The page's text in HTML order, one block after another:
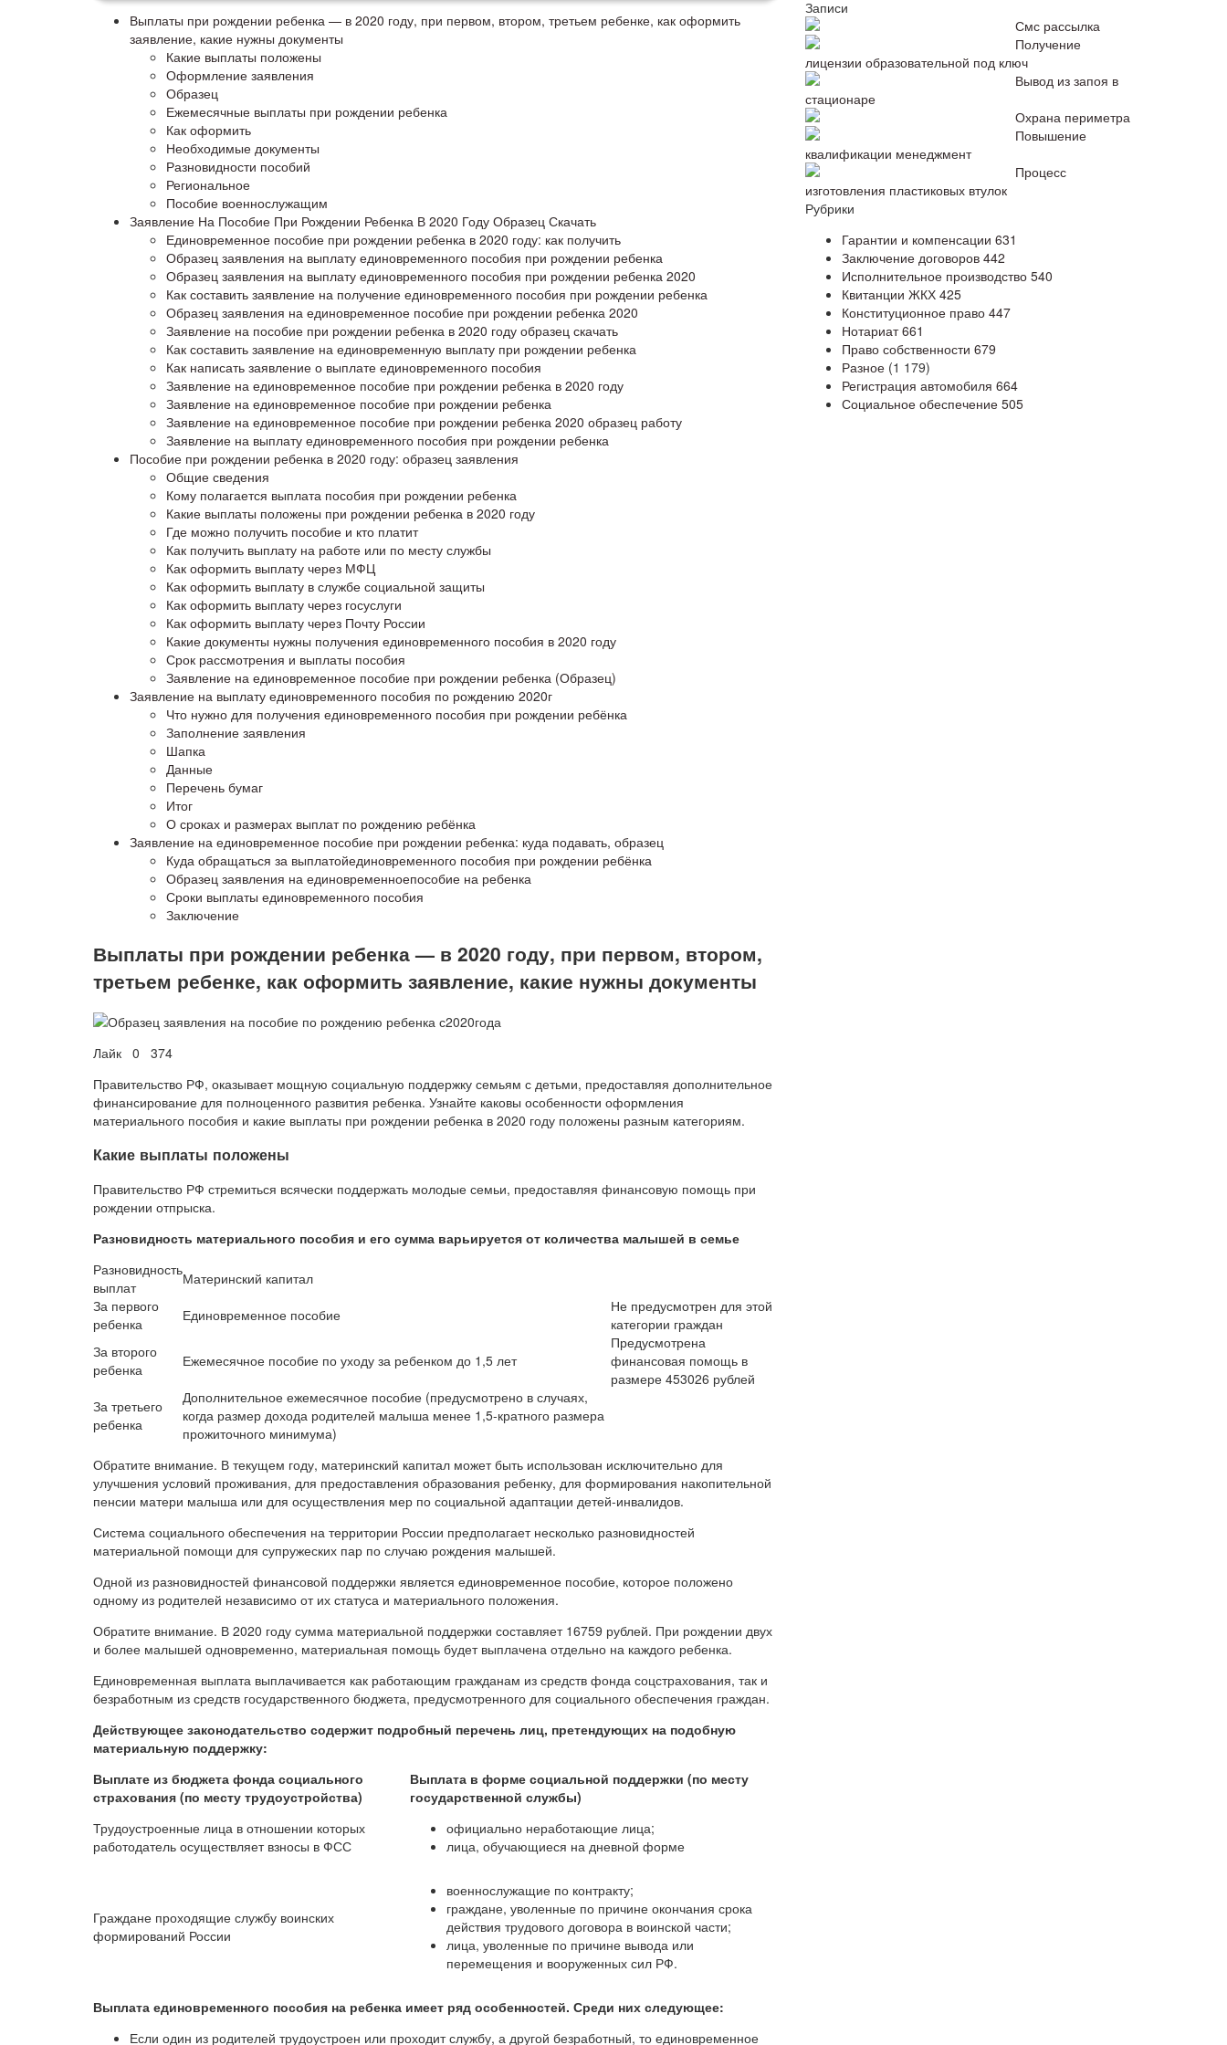
Выплаты при рождении ребенка — в 2020 году, при первом, втором, третьем ребенке, как оформить
заявление, какие нужны документы
Какие выплаты положены
Оформление заявления
Образец
Ежемесячные выплаты при рождении ребенка
Как оформить
Необходимые документы
Разновидности пособий
Региональное
Пособие военнослужащим
Заявление На Пособие При Рождении Ребенка В 2020 Году Образец Скачать
Единовременное пособие при рождении ребенка в 2020 году: как получить
Образец заявления на выплату единовременного пособия при рождении ребенка
Образец заявления на выплату единовременного пособия при рождении ребенка 2020
Как составить заявление на получение единовременного пособия при рождении ребенка
Образец заявления на единовременное пособие при рождении ребенка 2020
Заявление на пособие при рождении ребенка в 2020 году образец скачать
Как составить заявление на единовременную выплату при рождении ребенка
Как написать заявление о выплате единовременного пособия
Заявление на единовременное пособие при рождении ребенка в 2020 году
Заявление на единовременное пособие при рождении ребенка
Заявление на единовременное пособие при рождении ребенка 2020 образец работу
Заявление на выплату единовременного пособия при рождении ребенка
Пособие при рождении ребенка в 2020 году: образец заявления
Общие сведения
Кому полагается выплата пособия при рождении ребенка
Какие выплаты положены при рождении ребенка в 2020 году
Где можно получить пособие и кто платит
Как получить выплату на работе или по месту службы
Как оформить выплату через МФЦ
Как оформить выплату в службе социальной защиты
Как оформить выплату через госуслуги
Как оформить выплату через Почту России
Какие документы нужны получения единовременного пособия в 2020 году
Срок рассмотрения и выплаты пособия
Заявление на единовременное пособие при рождении ребенка (Образец)
Заявление на выплату единовременного пособия по рождению 2020г
Что нужно для получения единовременного пособия при рождении ребёнка
Заполнение заявления
Шапка
Данные
Перечень бумаг
Итог
О сроках и размерах выплат по рождению ребёнка
Заявление на единовременное пособие при рождении ребенка: куда подавать, образец
Куда обращаться за выплатойединовременного пособия при рождении ребёнка
Образец заявления на единовременноепособие на ребенка
Сроки выплаты единовременного пособия
Заключение
Выплаты при рождении ребенка — в 2020 году, при первом, втором,
третьем ребенке, как оформить заявление, какие нужны документы
Лайк 0 374
Правительство РФ, оказывает мощную социальную поддержку семьям с детьми, предоставляя дополнительное
финансирование для полноценного развития ребенка. Узнайте каковы особенности оформления
материального пособия и какие выплаты при рождении ребенка в 2020 году положены разным категориям.
Какие выплаты положены
Правительство РФ стремиться всячески поддержать молодые семьи, предоставляя финансовую помощь при
рождении отпрыска.
Разновидность материального пособия и его сумма варьируется от количества малышей в семье
Разновидность
выплат
Материнский капитал
За первого
ребенка
Единовременное пособие
Не предусмотрен для этой
категории граждан
За второго
ребенка
Ежемесячное пособие по уходу за ребенком до 1,5 лет
Предусмотрена
финансовая помощь в
размере 453026 рублей
За третьего
ребенка
Дополнительное ежемесячное пособие (предусмотрено в случаях,
когда размер дохода родителей малыша менее 1,5-кратного размера
прожиточного минимума)
Обратите внимание. В текущем году, материнский капитал может быть использован исключительно для
улучшения условий проживания, для предоставления образования ребенку, для формирования накопительной
пенсии матери малыша или для осуществления мер по социальной адаптации детей-инвалидов.
Система социального обеспечения на территории России предполагает несколько разновидностей
материальной помощи для супружеских пар по случаю рождения малышей.
Одной из разновидностей финансовой поддержки является единовременное пособие, которое положено
одному из родителей независимо от их статуса и материального положения.
Обратите внимание. В 2020 году сумма материальной поддержки составляет 16759 рублей. При рождении двух
и более малышей одновременно, материальная помощь будет выплачена отдельно на каждого ребенка.
Единовременная выплата выплачивается как работающим гражданам из средств фонда соцстрахования, так и
безработным из средств государственного бюджета, предусмотренного для социального обеспечения граждан.
Действующее законодательство содержит подробный перечень лиц, претендующих на подобную
материальную поддержку:
Выплате из бюджета фонда социального
страхования (по месту трудоустройства)
Выплата в форме социальной поддержки (по месту
государственной службы)
Трудоустроенные лица в отношении которых
работодатель осуществляет взносы в ФСС
официально неработающие лица;
лица, обучающиеся на дневной форме
Граждане проходящие службу воинских
формирований России
военнослужащие по контракту;
граждане, уволенные по причине окончания срока
действия трудового договора в воинской части;
лица, уволенные по причине вывода или
перемещения и вооруженных сил РФ.
Выплата единовременного пособия на ребенка имеет ряд особенностей. Среди них следующее:
Если один из родителей трудоустроен или проходит службу, а другой безработный, то единовременное
Записи
Смс рассылка
Получение
лицензии образовательной под ключ
Вывод из запоя в
стационаре
Охрана периметра
Повышение
квалификации менеджмент
Процесс
изготовления пластиковых втулок
Рубрики
Гарантии и компенсации 631
Заключение договоров 442
Исполнительное производство 540
Квитанции ЖКХ 425
Конституционное право 447
Нотариат661
Право собственности 679
Разное (1 179)
Регистрация автомобиля 664
Социальное обеспечение 505